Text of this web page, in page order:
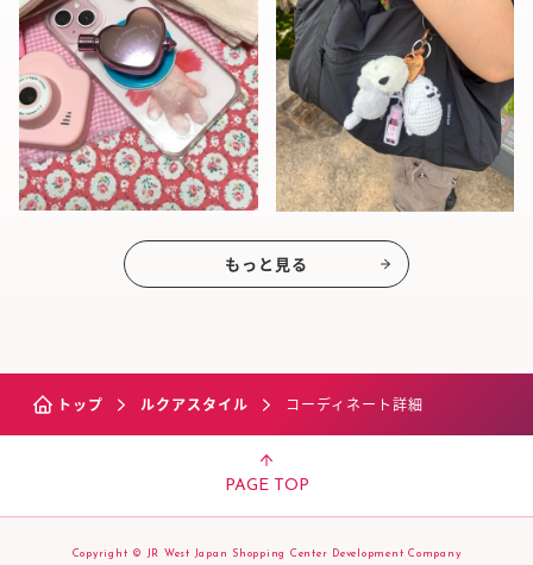
もっと見る
トップ ルクアスタイル コーディネート詳細
PAGE TOP
Copyright © JR West Japan Shopping Center Development Company